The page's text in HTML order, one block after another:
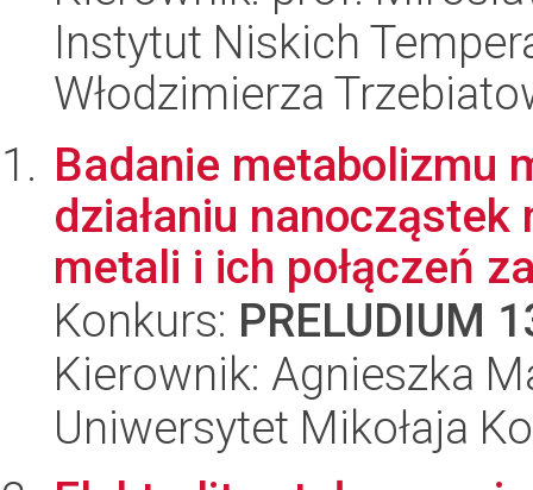
Instytut Niskich
Włodzimierza
Badanie metabolizmu
działaniu
metali i ich połączeń
Konkurs: PRELUDIUM
Kierownik: Agnieszka
Uniwersytet Mikołaja